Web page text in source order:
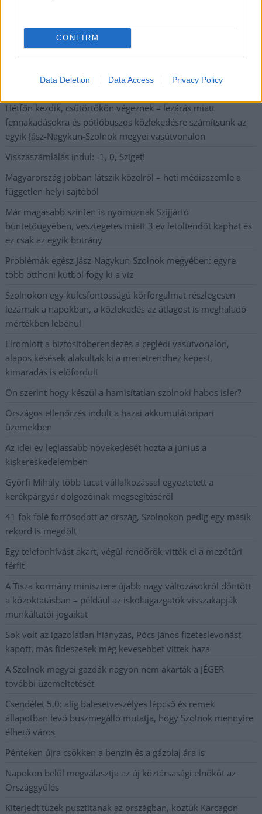
CONFIRM
Data Deletion Data Access Privacy Policy
A Tisza Párt Dr. Baka Andrást jelöli köztársasági elnöknek
Óriási, több mint két méteres harcsát fogott a Tiszán a 13 éves
Hétfőn kezdik, csütörtökön végeznek – lezárás miatt
fennakadásokra és pótlóbuszos közlekedésre számítsunk az
egyik Jász-Nagykun-Szolnok megyei vasútvonalon
Visszaszámlálás indul: -1, 0, Sziget!
Magyarország jobban látszik közelről – heti médiaszemle a
független helyi sajtóból
Már magasabb szinten is nyomoznak Szijjártó
büntetőügyében, vesztegetés miatt 3 év letöltendőt kaphat és
ez csak az egyik botrány
Problémák egész Jász-Nagykun-Szolnok megyében: egyre
több otthoni kútból fogy ki a víz
Szolnokon egy kulcsfontosságú körforgalmat részlegesen
lezárnak a napokban, a közlekedés az átlagost is meghaladó
mértékben lebénul
Elromlott a biztosítóberendezés a ceglédi vasútvonalon,
alapos késések alakultak ki a menetrendhez képest,
kimaradás is előfordult
Ön szerint hogy készül a hamisítatlan szolnoki habos isler?
Országos ellenőrzés indult a hazai akkumulátoripari
üzemekben
Az idei év leglassabb növekedését hozta a június a
kiskereskedelemben
Györfi Mihály több tucat vállalkozással egyeztetett a
kerékpárgyár dolgozóinak megsegítéséről
41 fok fölé forrósodott az ország, Szolnokon pedig egy másik
rekord is megdőlt
Egy telefonhívást akart, végül rendőrök vitték el a mezőtúri
férfit
A Tisza kormány minisztere újabb nagy változásokról döntött
a közoktatásban – például az iskolaigazgatók visszakapják
munkáltatói jogaikat
Sok volt az igazolatlan hiányzás, Pócs János fizetéslevonást
kapott, más fideszesek még kevesebbet vittek haza
A Szolnok megyei gazdák nagyon nem akarták a JÉGER
további üzemeltetését
Csendélet 5.0: alig balesetveszélyes lépcső és remek
állapotban levő buszmegálló mutatja, hogy Szolnok mennyire
élhető város
Pénteken újra csökken a benzin és a gázolaj ára is
Napokon belül megválasztja az új köztársasági elnököt az
Országgyűlés
Kiterjedt tüzek pusztítanak az országban, köztük Karcagon